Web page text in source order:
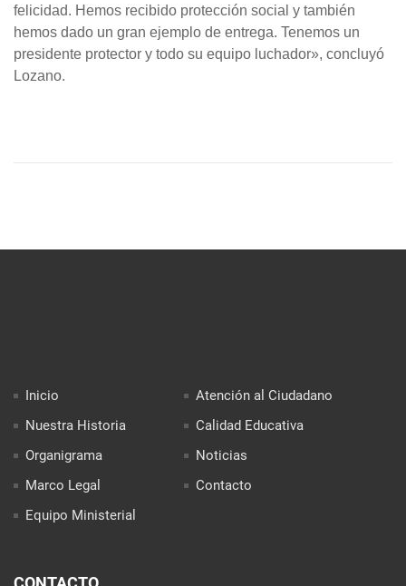
felicidad. Hemos recibido protección social y también
hemos dado un gran ejemplo de entrega. Tenemos un
presidente protector y todo su equipo luchador», concluyó
Lozano.
Inicio
Nuestra Historia
Organigrama
Marco Legal
Equipo Ministerial
Atención al Ciudadano
Calidad Educativa
Noticias
Contacto